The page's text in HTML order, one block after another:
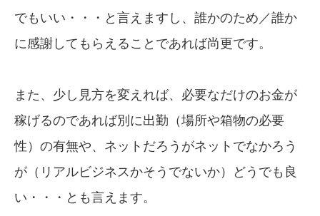
でもいい・・・と言えますし、誰かのため／誰か
に感謝してもらえることであれば尚更です。
また、少し見方を変えれば、必要なだけのお金が
稼げるのであれば別に出勤（場所や箱物の必要
性）の有無や、ネットだろうがネットでなかろう
が（リアルビジネスかそうでないか）どうでも良
い・・・とも言えます。